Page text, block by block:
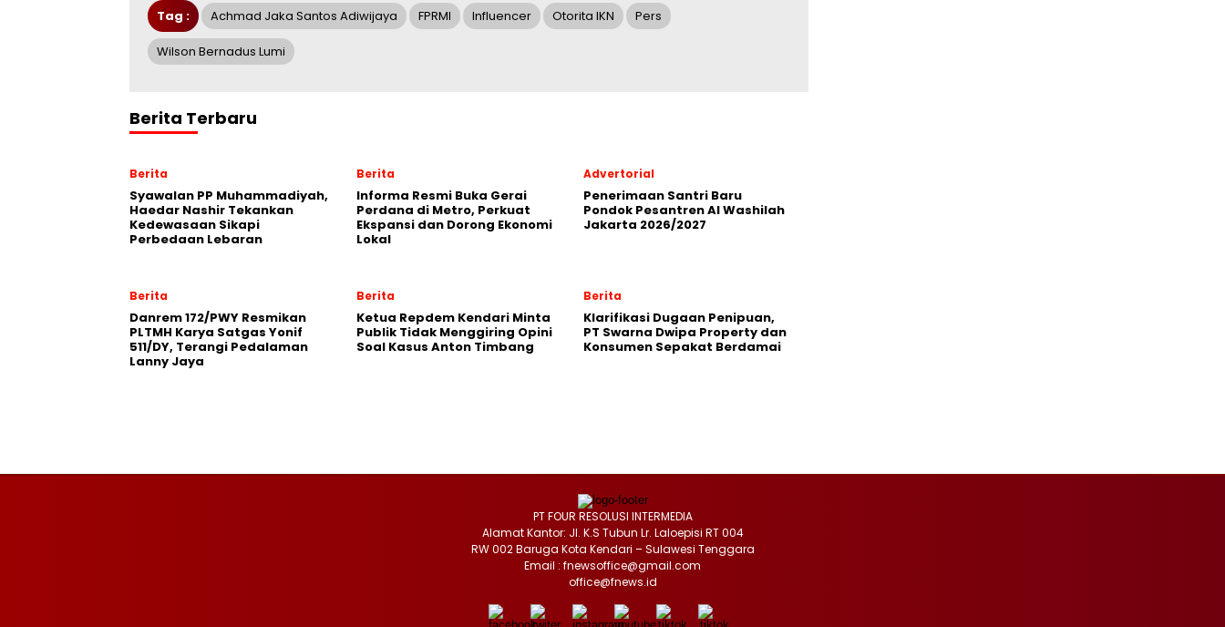
Tag : Achmad Jaka Santos Adiwijaya FPRMI Influencer Otorita IKN Pers
Wilson Bernadus Lumi
Berita Terbaru
Berita
Syawalan PP Muhammadiyah,
Haedar Nashir Tekankan
Kedewasaan Sikapi
Perbedaan Lebaran
Berita
Informa Resmi Buka Gerai
Perdana di Metro, Perkuat
Ekspansi dan Dorong Ekonomi
Lokal
Advertorial
Penerimaan Santri Baru
Pondok Pesantren Al Washilah
Jakarta 2026/2027
Berita
Danrem 172/PWY Resmikan
PLTMH Karya Satgas Yonif
511/DY, Terangi Pedalaman
Lanny Jaya
Berita
Ketua Repdem Kendari Minta
Publik Tidak Menggiring Opini
Soal Kasus Anton Timbang
Berita
Klarifikasi Dugaan Penipuan,
PT Swarna Dwipa Property dan
Konsumen Sepakat Berdamai
PT FOUR RESOLUSI INTERMEDIA
Alamat Kantor: Jl. K.S Tubun Lr. Laloepisi RT 004
RW 002 Baruga Kota Kendari – Sulawesi Tenggara
Email : fnewsoffice@gmail.com
office@fnews.id